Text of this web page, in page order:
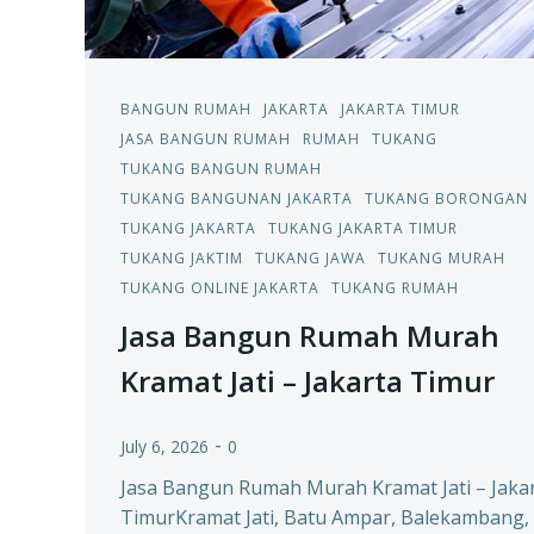
BANGUN RUMAH JAKARTA
JAKARTA TIMUR
JASA BANGUN RUMAH
RUMAH
TUKANG
TUKANG BANGUN RUMAH
TUKANG BANGUNAN JAKARTA
TUKANG BORONGAN
TUKANG JAKARTA
TUKANG JAKARTA TIMUR
TUKANG JAKTIM
TUKANG JAWA
TUKANG MURAH
TUKANG ONLINE JAKARTA
TUKANG RUMAH
Jasa Bangun Rumah Murah
Kramat Jati – Jakarta Timur
July 6, 2026 - 0
Jasa Bangun Rumah Murah Kramat Jati –
TimurKramat Jati, Batu Ampar, Balekambang,